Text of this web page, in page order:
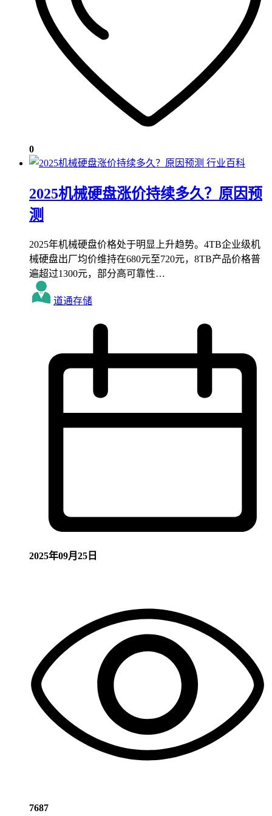
0
行业百科
2025机械硬盘涨价持续多久？原因预
测
2025年机械硬盘价格处于明显上升趋势。4TB企业级机
械硬盘出厂均价维持在680元至720元，8TB产品价格普
遍超过1300元，部分高可靠性…
道通存储
2025年09月25日
7687